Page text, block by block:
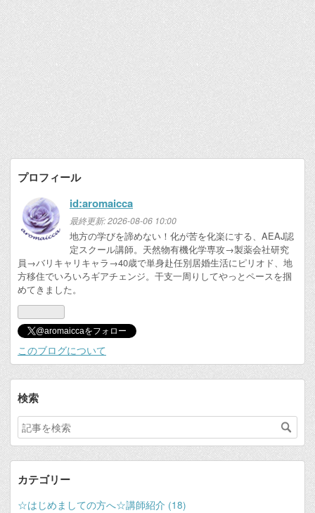
プロフィール
id:aromaicca
最終更新:2026-08-06 10:00
地方の学びを諦めない！化が苦を化楽にする、AEAJ認
定スクール講師。天然物有機化学専攻→製薬会社研究
員→バリキャリキャラ→40歳で単身赴任別居婚生活にピリオド、地
方移住でいろいろギアチェンジ。干支一周りしてやっとペースを掴
めてきました。
@aromaiccaをフォロー
このブログについて
検索
カテゴリー
☆はじめましての方へ☆講師紹介 (18)